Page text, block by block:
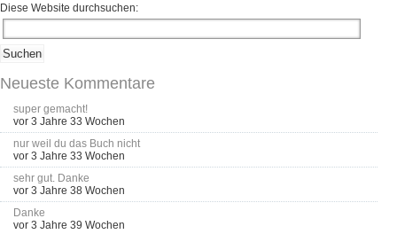
Diese Website durchsuchen:
Neueste Kommentare
super gemacht!
vor 3 Jahre 33 Wochen
nur weil du das Buch nicht
vor 3 Jahre 33 Wochen
sehr gut. Danke
vor 3 Jahre 38 Wochen
Danke
vor 3 Jahre 39 Wochen